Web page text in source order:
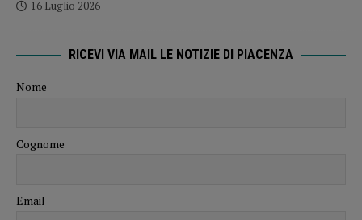
16 Luglio 2026
RICEVI VIA MAIL LE NOTIZIE DI PIACENZA
Nome
Cognome
Email